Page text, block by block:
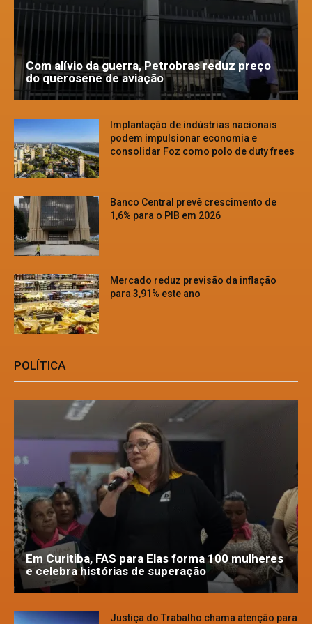
Com alívio da guerra, Petrobras reduz preço
do querosene de aviação
Implantação de indústrias nacionais
podem impulsionar economia e
consolidar Foz como polo de duty frees
Banco Central prevê crescimento de
1,6% para o PIB em 2026
Mercado reduz previsão da inflação
para 3,91% este ano
POLÍTICA
Em Curitiba, FAS para Elas forma 100 mulheres
e celebra histórias de superação
Justiça do Trabalho chama atenção para